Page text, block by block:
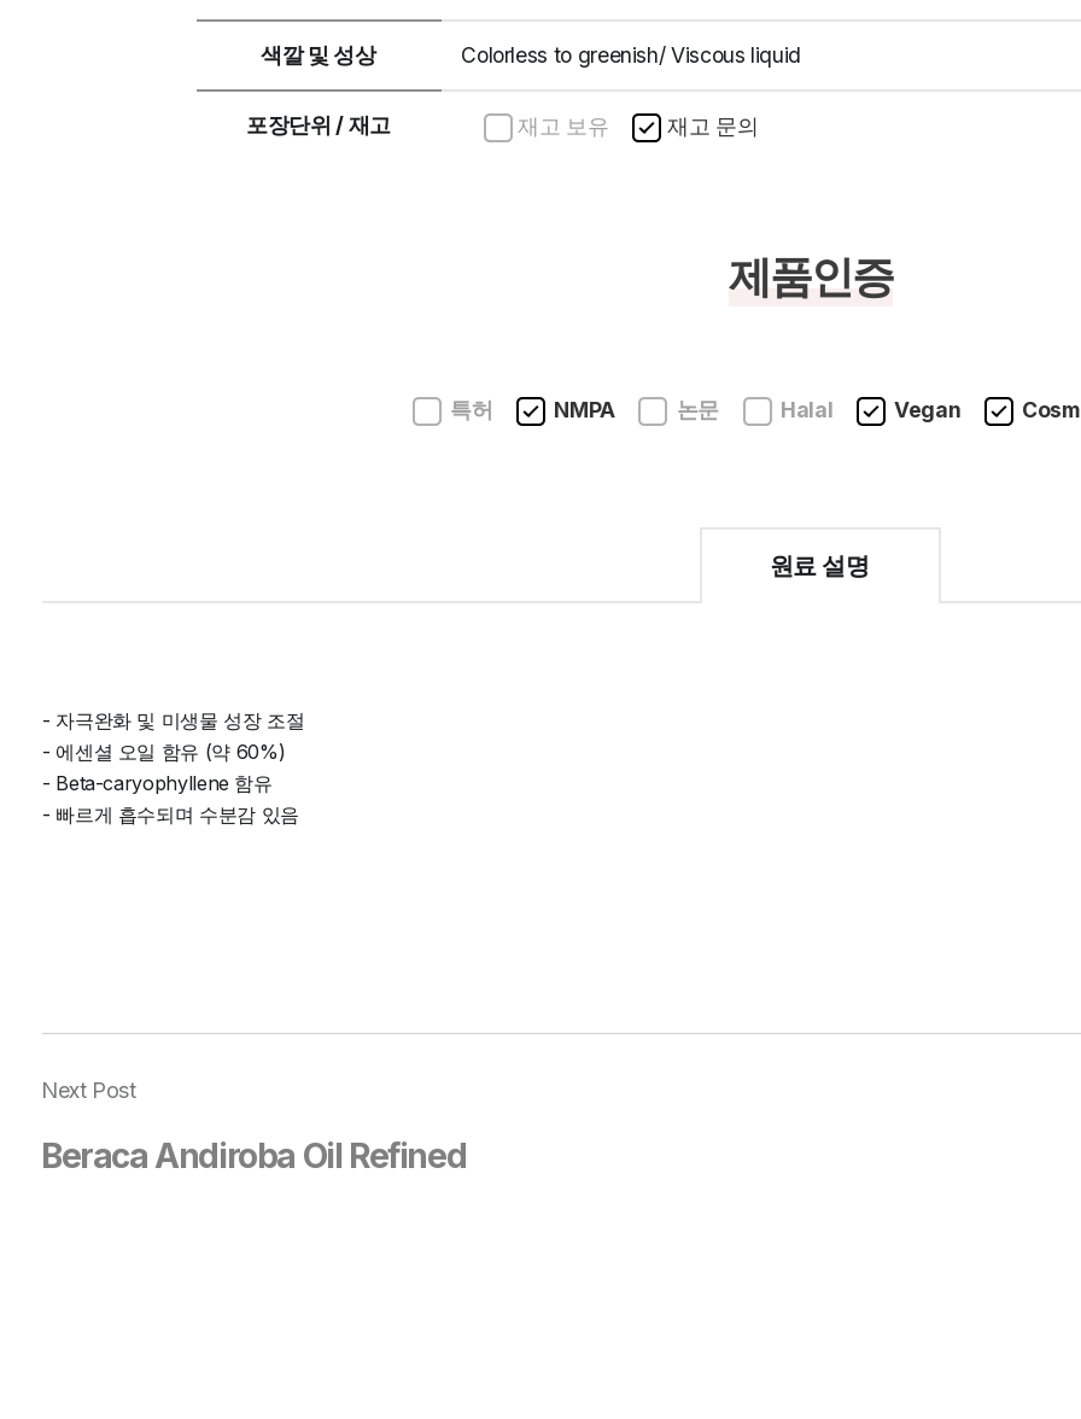
색깔 및 성상 Colorless to greenish/ Viscous liquid
포장단위 / 재고 재고 보유 재고 문의
제품인증
특허 NMPA 논문 Halal Vegan
원료 설명
- 자극완화 및 미생물 성장 조절
- 에센셜 오일 함유 (약 60%)
- Beta-caryophyllene 함유
- 빠르게 흡수되며 수분감 있음
Next Post
Beraca Andiroba Oil Refined